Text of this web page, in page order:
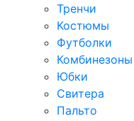
Тренчи
Костюмы
Футболки
Комбинезоны
Юбки
Свитера
Пальто